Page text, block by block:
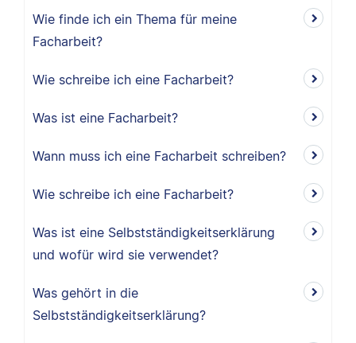
Wie finde ich ein Thema für meine
Facharbeit?
Wie schreibe ich eine Facharbeit?
Was ist eine Facharbeit?
Wann muss ich eine Facharbeit schreiben?
Wie schreibe ich eine Facharbeit?
Was ist eine Selbstständigkeitserklärung
und wofür wird sie verwendet?
Was gehört in die
Selbstständigkeitserklärung?